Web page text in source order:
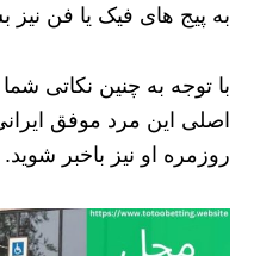
به پیج های فیک یا فن نیز
با توجه به چنین نکاتی
اصلی این مرد موفق
روزمره او نیز باخبر شوید.